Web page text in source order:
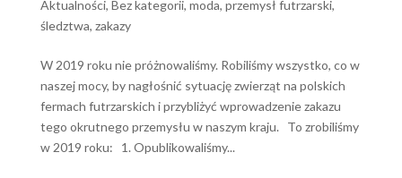
Aktualności, Bez kategorii, moda, przemysł futrzarski,
śledztwa, zakazy
W 2019 roku nie próżnowaliśmy. Robiliśmy wszystko, co w
naszej mocy, by nagłośnić sytuację zwierząt na polskich
fermach futrzarskich i przybliżyć wprowadzenie zakazu
tego okrutnego przemysłu w naszym kraju. To zrobiliśmy
w 2019 roku: 1. Opublikowaliśmy...